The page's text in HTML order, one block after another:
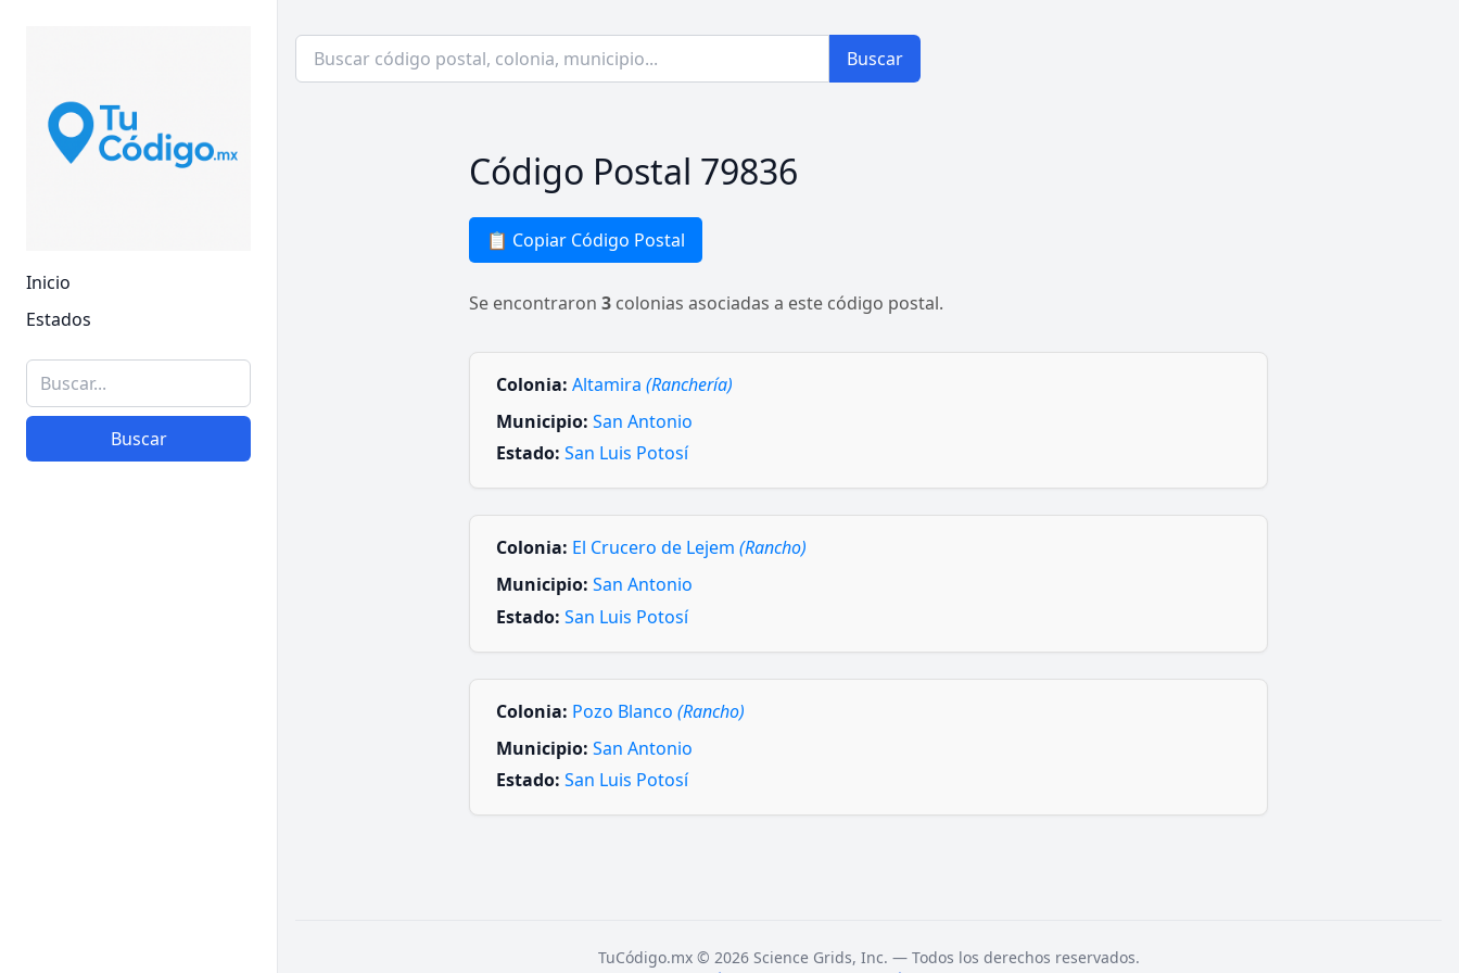
Inicio
Estados
Buscar
Buscar
Código Postal 79836
📋 Copiar Código Postal
Se encontraron 3 colonias asociadas a este código postal.
Colonia: Altamira (Ranchería)
Municipio: San Antonio
Estado: San Luis Potosí
Colonia: El Crucero de Lejem (Rancho)
Municipio: San Antonio
Estado: San Luis Potosí
Colonia: Pozo Blanco (Rancho)
Municipio: San Antonio
Estado: San Luis Potosí
TuCódigo.mx © 2026 Science Grids, Inc. — Todos los derechos reservados.